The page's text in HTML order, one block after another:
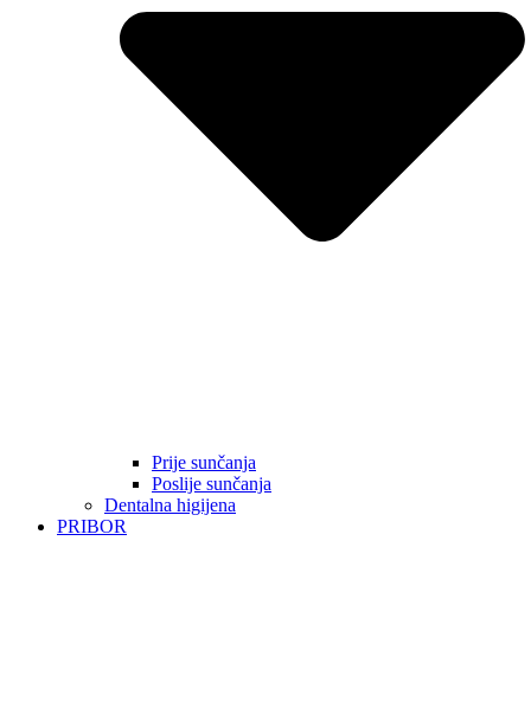
Prije sunčanja
Poslije sunčanja
Dentalna higijena
PRIBOR